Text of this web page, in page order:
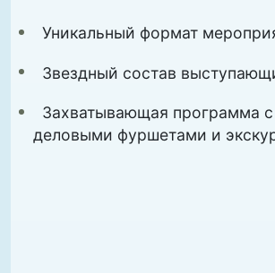
Уникальный формат
Звездный состав
Захватывающая программа
деловыми фуршетами и